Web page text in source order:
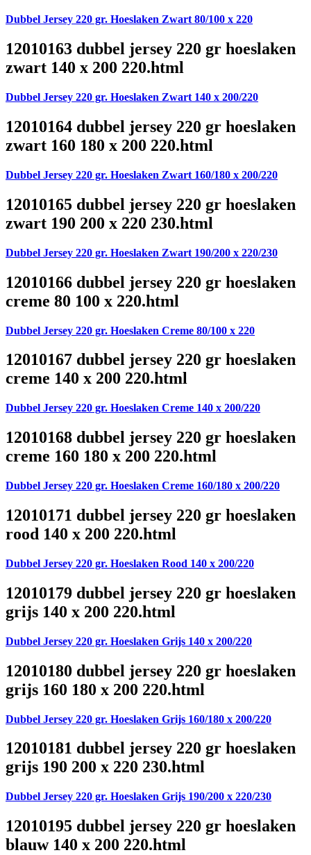
Dubbel Jersey 220 gr. Hoeslaken Zwart 80/100 x 220
12010163 dubbel jersey 220 gr hoeslaken
zwart 140 x 200 220.html
Dubbel Jersey 220 gr. Hoeslaken Zwart 140 x 200/220
12010164 dubbel jersey 220 gr hoeslaken
zwart 160 180 x 200 220.html
Dubbel Jersey 220 gr. Hoeslaken Zwart 160/180 x 200/220
12010165 dubbel jersey 220 gr hoeslaken
zwart 190 200 x 220 230.html
Dubbel Jersey 220 gr. Hoeslaken Zwart 190/200 x 220/230
12010166 dubbel jersey 220 gr hoeslaken
creme 80 100 x 220.html
Dubbel Jersey 220 gr. Hoeslaken Creme 80/100 x 220
12010167 dubbel jersey 220 gr hoeslaken
creme 140 x 200 220.html
Dubbel Jersey 220 gr. Hoeslaken Creme 140 x 200/220
12010168 dubbel jersey 220 gr hoeslaken
creme 160 180 x 200 220.html
Dubbel Jersey 220 gr. Hoeslaken Creme 160/180 x 200/220
12010171 dubbel jersey 220 gr hoeslaken
rood 140 x 200 220.html
Dubbel Jersey 220 gr. Hoeslaken Rood 140 x 200/220
12010179 dubbel jersey 220 gr hoeslaken
grijs 140 x 200 220.html
Dubbel Jersey 220 gr. Hoeslaken Grijs 140 x 200/220
12010180 dubbel jersey 220 gr hoeslaken
grijs 160 180 x 200 220.html
Dubbel Jersey 220 gr. Hoeslaken Grijs 160/180 x 200/220
12010181 dubbel jersey 220 gr hoeslaken
grijs 190 200 x 220 230.html
Dubbel Jersey 220 gr. Hoeslaken Grijs 190/200 x 220/230
12010195 dubbel jersey 220 gr hoeslaken
blauw 140 x 200 220.html